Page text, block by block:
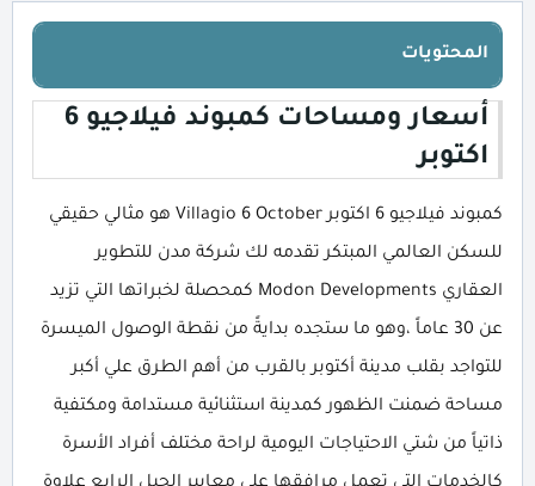
المحتويات
أسعار ومساحات كمبوند فيلاجيو 6
اكتوبر
كمبوند فيلاجيو 6 اكتوبر Villagio 6 October هو مثالي حقيقي
للسكن العالمي المبتكر تقدمه لك شركة مدن للتطوير
العقاري Modon Developments كمحصلة لخبراتها التي تزيد
عن 30 عاماً ،وهو ما ستجده بدايةً من نقطة الوصول الميسرة
للتواجد بقلب مدينة أكتوبر بالقرب من أهم الطرق علي أكبر
مساحة ضمنت الظهور كمدينة استثنائية مستدامة ومكتفية
ذاتياً من شتي الاحتياجات اليومية لراحة مختلف أفراد الأسرة